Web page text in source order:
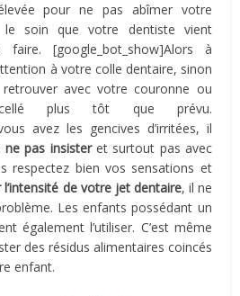
pour ne pas abîmer votre
le soin que votre dentiste vient
faire. [google_bot_show]Alors à
à votre colle dentaire, sinon
avec votre couronne ou
plus tôt que prévu.
avez les gencives d’irritées, il
ne pas insister et surtout pas avec
respectez bien vos sensations et
l’intensité de votre jet dentaire, il ne
Les enfants possédant un
également l’utiliser. C’est même
des résidus alimentaires coincés
enfant.